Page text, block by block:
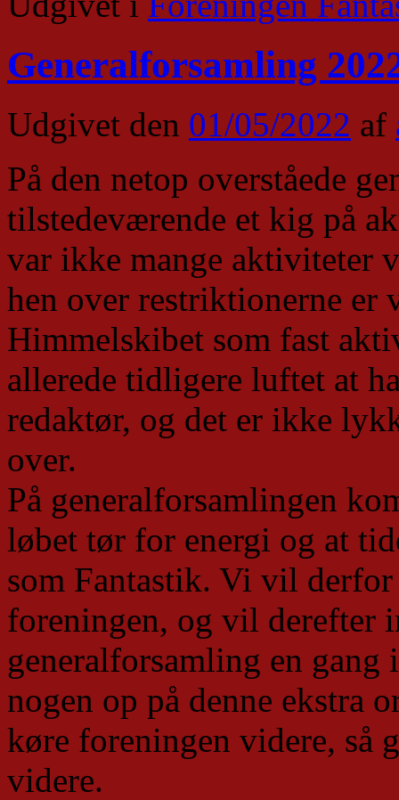
Generalforsamling
Udgivet den 01/05/2022 af
På den netop overståede
tilstedeværende et kig på
var ikke mange aktiviteter
hen over restriktionerne er
Himmelskibet som fast
allerede tidligere luftet at
redaktør, og det er ikke
over.
På generalforsamlingen
løbet tør for energi og at
som Fantastik. Vi vil
foreningen, og vil derefter
generalforsamling en
nogen op på denne ekstra
køre foreningen videre, så
videre.